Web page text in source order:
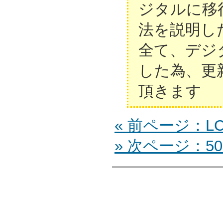
ジタルに移
法を説明し
全て、デジ
した為、
頂きます
« 前ページ：
» 次ページ：